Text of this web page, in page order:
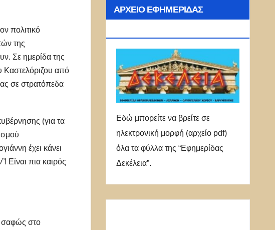
πολιτικό
της
Σε ημερίδα της
Καστελόριζου από
σε στρατόπεδα
(για τα
έχει κάνει
Είναι πια καιρός
σαφώς στο
ΑΡΧΕΊΟ ΕΦΗΜΕΡΊΔΑΣ
Εδώ μπορείτε να βρείτε σε
ηλεκτρονική μορφή (αρχείο pdf)
όλα τα φύλλα της “Εφημερίδας
Δεκέλεια”.